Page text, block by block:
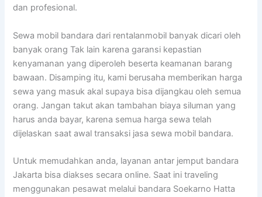
dan profesional.
Sewa mobil bandara dari rentalanmobil banyak dicari oleh
banyak orang Tak lain karena garansi kepastian
kenyamanan yang diperoleh beserta keamanan barang
bawaan. Disamping itu, kami berusaha memberikan harga
sewa yang masuk akal supaya bisa dijangkau oleh semua
orang. Jangan takut akan tambahan biaya siluman yang
harus anda bayar, karena semua harga sewa telah
dijelaskan saat awal transaksi jasa sewa mobil bandara.
Untuk memudahkan anda, layanan antar jemput bandara
Jakarta bisa diakses secara online. Saat ini traveling
menggunakan pesawat melalui bandara Soekarno Hatta